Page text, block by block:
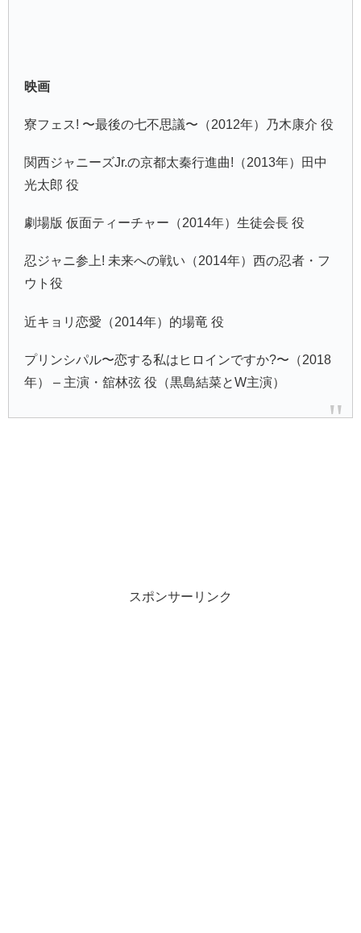
映画
寮フェス! 〜最後の七不思議〜（2012年）乃木康介 役
関西ジャニーズJr.の京都太秦行進曲!（2013年）田中
光太郎 役
劇場版 仮面ティーチャー（2014年）生徒会長 役
忍ジャニ参上! 未来への戦い（2014年）西の忍者・フ
ウト役
近キョリ恋愛（2014年）的場竜 役
プリンシパル〜恋する私はヒロインですか?〜（2018
年） – 主演・舘林弦 役（黒島結菜とW主演）
スポンサーリンク